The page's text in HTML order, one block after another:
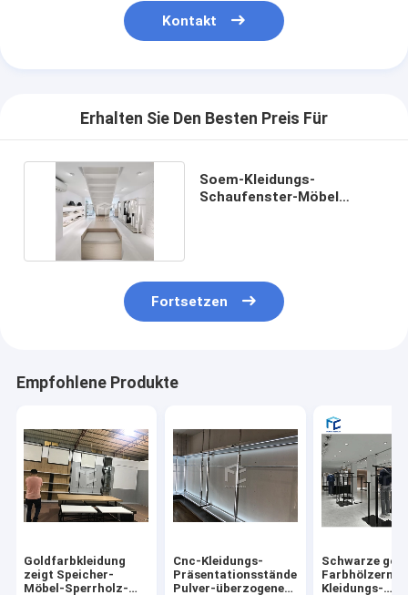
Kontakt
Erhalten Sie Den Besten Preis Für
Soem-Kleidungs-
Schaufenster-Möbel
Fortsetzen
Empfohlene Produkte
Goldfarbkleidung
zeigt Speicher-
Möbel-Sperrholz-
Cnc-Kleidungs-
Präsentationsständer-
Pulver-überzogene
Schwarze
Farbhölzerner
Kleidungs-